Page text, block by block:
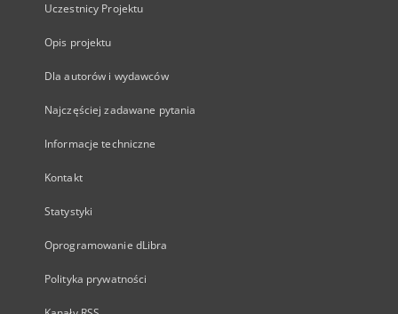
Uczestnicy Projektu
Opis projektu
Dla autorów i wydawców
Najczęściej zadawane pytania
Informacje techniczne
Kontakt
Statystyki
Oprogramowanie dLibra
Polityka prywatności